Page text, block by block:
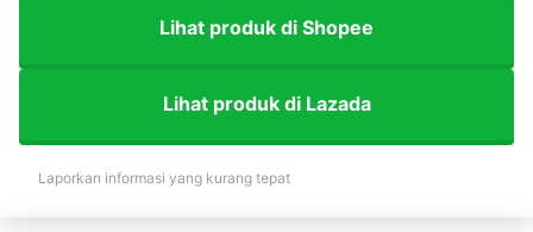
Lihat produk di Shopee
Lihat produk di Lazada
Laporkan informasi yang kurang tepat